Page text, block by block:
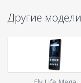
Другие модели